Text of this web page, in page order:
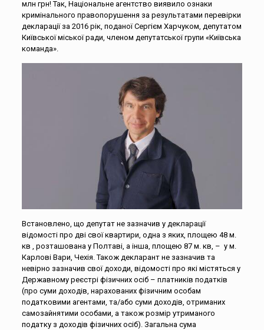
млн грн! Так, Національне агентство виявило ознаки
кримінального правопорушення за результатами перевірки
декларації за 2016 рік, поданої Сергієм Харчуком, депутатом
Київської міської ради, членом депутатської групи «Київська
команда».
Встановлено, що депутат не зазначив у декларації
відомості про дві свої квартири, одна з яких, площею 48 м.
кв , розташована у Полтаві, а інша, площею 87 м. кв, – у м.
Карлові Вари, Чехія. Також декларант не зазначив та
невірно зазначив свої доходи, відомості про які містяться у
Державному реєстрі фізичних осіб – платників податків
(про суми доходів, нарахованих фізичним особам
податковими агентами, та/або суми доходів, отриманих
самозайнятими особами, а також розмір утриманого
податку з доходів фізичних осіб). Загальна сума